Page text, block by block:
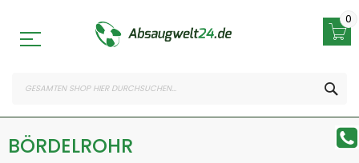
0
BÖRDELROHR